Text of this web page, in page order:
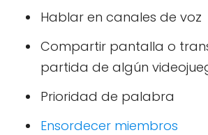
Hablar en canales de voz
Compartir pantalla o
partida de algún
Prioridad de palabra
Ensordecer miembros